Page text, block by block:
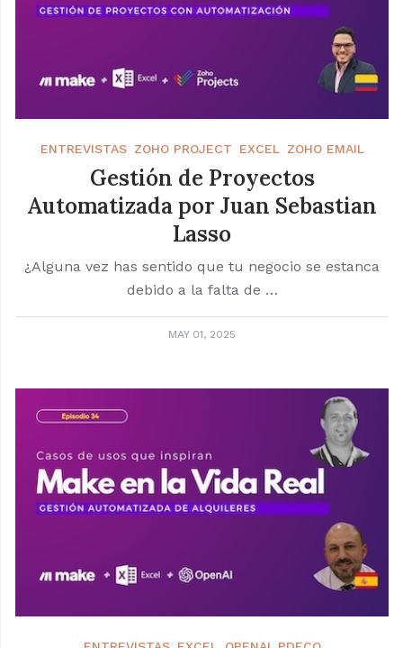
ENTREVISTAS ZOHO PROJECT EXCEL ZOHO EMAIL
Gestión de Proyectos
Automatizada por Juan Sebastian
Lasso
¿Alguna vez has sentido que tu negocio se estanca
debido a la falta de …
MAY 01, 2025